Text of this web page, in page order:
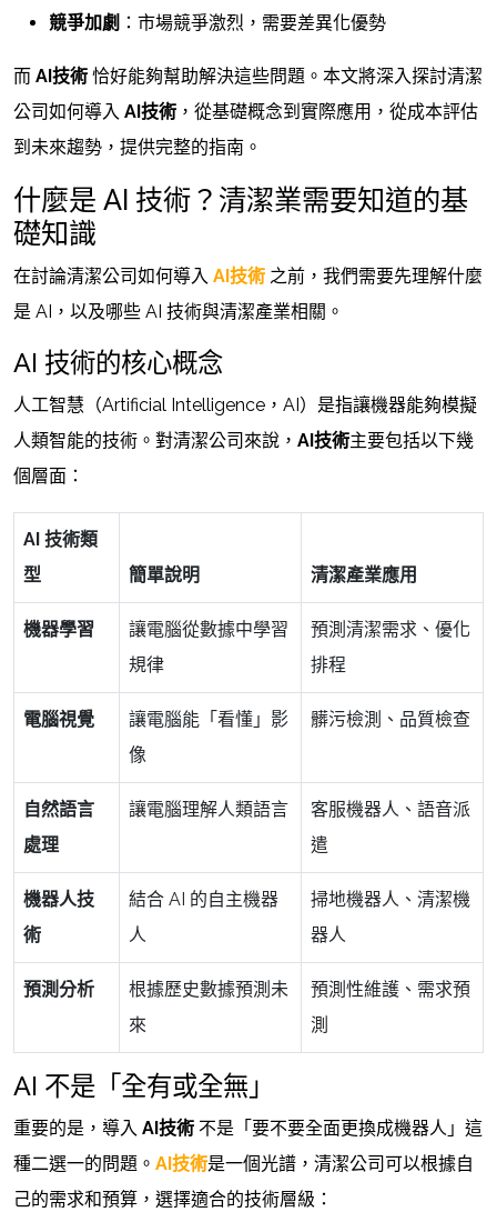
競爭加劇 ：市場競爭激烈，需要差異化優勢
而 AI技術 恰好能夠幫助解決這些問題。本文將深入探討清潔
公司如何導入 AI技術 ，從基礎概念到實際應用，從成本評估
到未來趨勢，提供完整的指南。
什麼是 AI 技術？清潔業需要知道的基
礎知識
在討論清潔公司如何導入 AI技術 之前，我們需要先理解什麼
是 AI，以及哪些 AI 技術與清潔產業相關。
AI 技術的核心概念
人工智慧（Artificial Intelligence，AI）是指讓機器能夠模擬
人類智能的技術。對清潔公司來說， AI技術主要包括以下幾
個層面：
AI 技術類
型
簡單說明 清潔產業應用
機器學習
讓電腦從數據中學習
規律
預測清潔需求、優化
排程
電腦視覺
讓電腦能「看懂」影
像
髒污檢測、品質檢查
自然語言
處理
讓電腦理解人類語言
客服機器人、語音派
遣
機器人技
術
結合 AI 的自主機器
人
掃地機器人、清潔機
器人
預測分析
根據歷史數據預測未
來
預測性維護、需求預
測
AI 不是「全有或全無」
重要的是，導入 AI技術 不是「要不要全面更換成機器人」這
種二選一的問題。 AI技術是一個光譜，清潔公司可以根據自
己的需求和預算，選擇適合的技術層級：